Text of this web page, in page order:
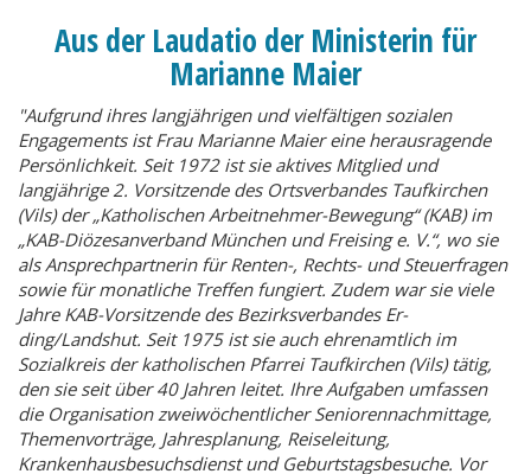
Aus der Laudatio der Ministerin für
Marianne Maier
"Aufgrund ihres langjährigen und vielfältigen sozialen
Engagements ist Frau Marianne Maier eine herausragende
Persönlichkeit. Seit 1972 ist sie aktives Mitglied und
langjährige 2. Vorsitzende des Ortsverbandes Taufkirchen
(Vils) der „Katholischen Arbeitnehmer-Bewegung“ (KAB) im
„KAB-Diözesanverband München und Freising e. V.“, wo sie
als Ansprechpartnerin für Renten-, Rechts- und Steuerfragen
sowie für monatliche Treffen fungiert. Zudem war sie viele
Jahre KAB-Vorsitzende des Bezirksverbandes Er-
ding/Landshut. Seit 1975 ist sie auch ehrenamtlich im
Sozialkreis der katholischen Pfarrei Taufkirchen (Vils) tätig,
den sie seit über 40 Jahren leitet. Ihre Aufgaben umfassen
die Organisation zweiwöchentlicher Seniorennachmittage,
Themenvorträge, Jahresplanung, Reiseleitung,
Krankenhausbesuchsdienst und Geburtstagsbesuche. Vor